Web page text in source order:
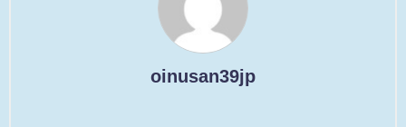
oinusan39jp